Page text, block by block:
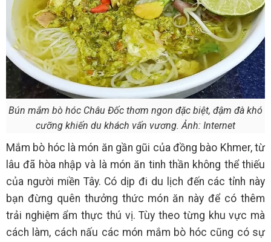
Bún mắm bò hóc Châu Đốc thơm ngon đặc biệt, đậm đà khó
cưỡng khiến du khách vấn vương. Ảnh: Internet
Mắm bò hóc là món ăn gần gũi của đồng bào Khmer, từ
lâu đã hòa nhập và là món ăn tinh thần không thể thiếu
của người miền Tây. Có dịp đi du lịch đến các tỉnh này
bạn đừng quên thưởng thức món ăn này để có thêm
trải nghiệm ẩm thực thú vị. Tùy theo từng khu vực mà
cách làm, cách nấu các món mắm bò hóc cũng có sự